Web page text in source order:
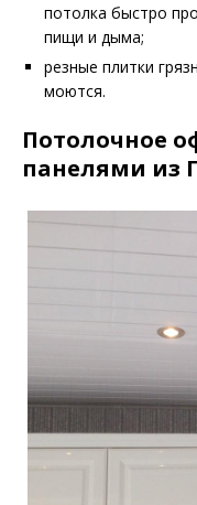
потолка быстро
пищи и дыма;
резные плитки
моются.
Потолочное
панелями из